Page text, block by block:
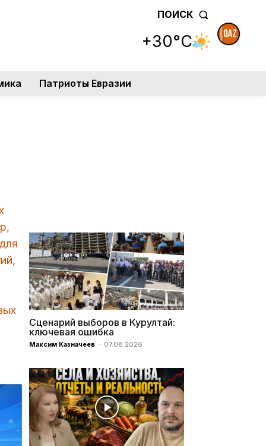
ПОИСК
+30°C
Патриоты Евразии
Сценарий выборов в Курултай:
ключевая ошибка
Максим Казначеев - 07.08.2026